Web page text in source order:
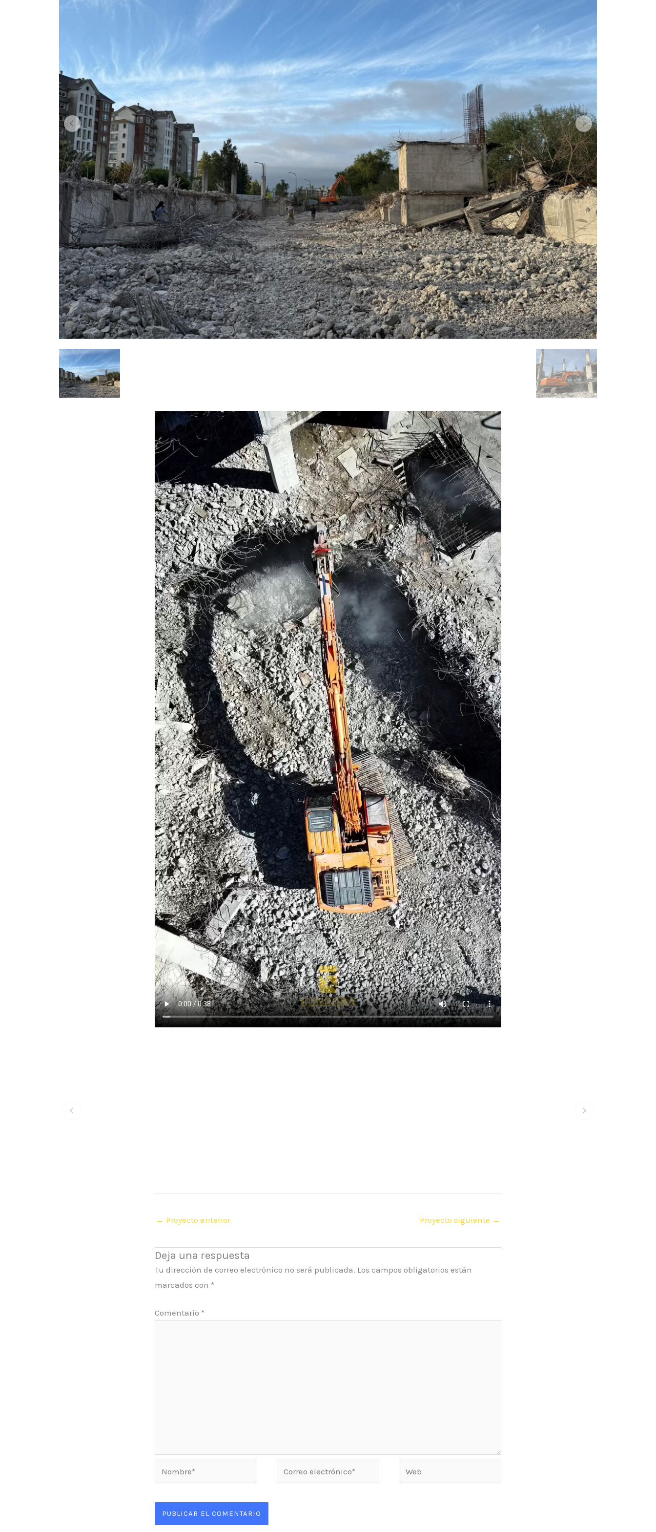
← Proyecto anterior Proyecto siguiente →
Deja una respuesta
Tu dirección de correo electrónico no será publicada. Los campos obligatorios están
marcados con *
Comentario *
Nombre*
electrónico*